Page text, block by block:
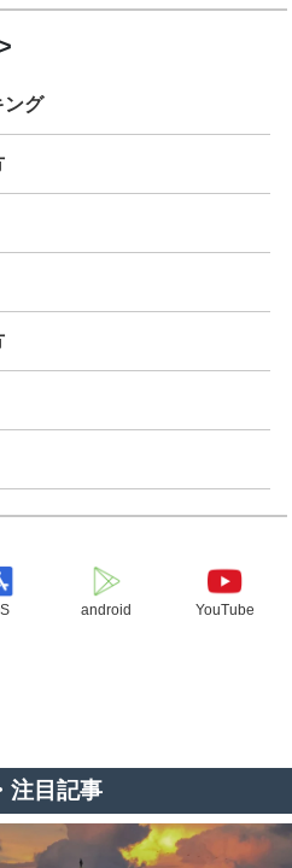
ング
android YouTube
注目記事